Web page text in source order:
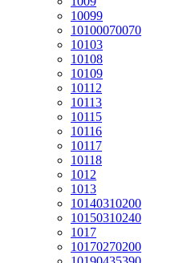
10099
10100070070
10103
10108
10109
10112
10113
10115
10116
10117
10118
1012
1013
10140310200
10150310240
1017
10170270200